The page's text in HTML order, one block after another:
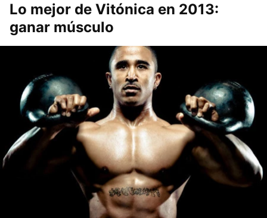
Lo mejor de Vitónica en 2013:
ganar músculo